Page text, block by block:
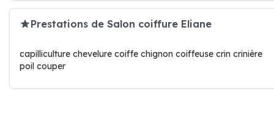
Prestations de Salon coiffure Eliane
capilliculture chevelure coiffe chignon coiffeuse crin crinière
poil couper